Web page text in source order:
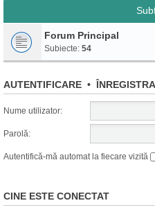
Forum Principal
Subiecte: 54
AUTENTIFICARE •
Nume utilizator:
Parolă:
Autentifică-mă automat la fiecare vizită
CINE ESTE CONECTAT